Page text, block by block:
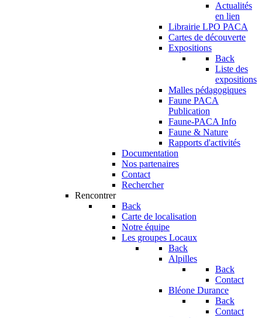
Actualités
en lien
Librairie LPO PACA
Cartes de découverte
Expositions
Back
Liste des
expositions
Malles pédagogiques
Faune PACA
Publication
Faune-PACA Info
Faune & Nature
Rapports d'activités
Documentation
Nos partenaires
Contact
Rechercher
Rencontrer
Back
Carte de localisation
Notre équipe
Les groupes Locaux
Back
Alpilles
Back
Contact
Bléone Durance
Back
Contact